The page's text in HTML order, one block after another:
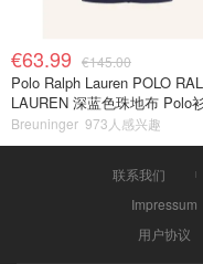
€63.99 €145.00
Polo Ralph Lauren POLO
LAUREN 深蓝色珠地布 Polo
Breuninger 973人感兴趣
联系我们
Impressum
用户协议